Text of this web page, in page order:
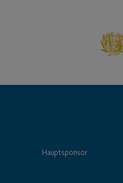
Hauptsponsor